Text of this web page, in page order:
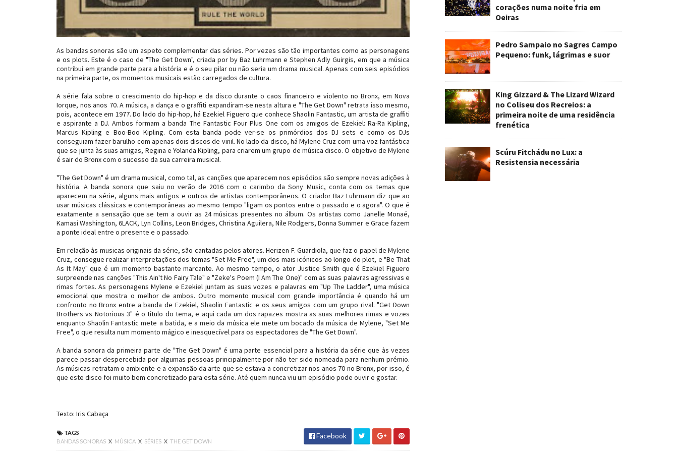
As bandas sonoras são um aspeto complementar das séries. Por vezes são tão importantes como as personagens
e os plots. Este é o caso de "The Get Down", criada por by Baz Luhrmann e Stephen Adly Guirgis, em que a música
contribui em grande parte para a história e é o seu pilar ou não seria um drama musical. Apenas com seis episódios
na primeira parte, os momentos musicais estão carregados de cultura.
A série fala sobre o crescimento do hip-hop e da disco durante o caos financeiro e violento no Bronx, em Nova
Iorque, nos anos 70. A música, a dança e o graffiti expandiram-se nesta altura e "The Get Down" retrata isso mesmo,
pois, acontece em 1977. Do lado do hip-hop, há Ezekiel Figuero que conhece Shaolin Fantastic, um artista de graffiti
e aspirante a DJ. Ambos formam a banda The Fantastic Four Plus One com os amigos de Ezekiel: Ra-Ra Kipling,
Marcus Kipling e Boo-Boo Kipling. Com esta banda pode ver-se os primórdios dos DJ sets e como os DJs
conseguiam fazer barulho com apenas dois discos de vinil. No lado da disco, há Mylene Cruz com uma voz fantástica
que se junta às suas amigas, Regina e Yolanda Kipling, para criarem um grupo de música disco. O objetivo de Mylene
é sair do Bronx com o sucesso da sua carreira musical.
"The Get Down" é um drama musical, como tal, as canções que aparecem nos episódios são sempre novas adições à
história. A banda sonora que saiu no verão de 2016 com o carimbo da Sony Music, conta com os temas que
aparecem na série, alguns mais antigos e outros de artistas contemporâneos. O criador Baz Luhrmann diz que ao
usar músicas clássicas e contemporâneas ao mesmo tempo "ligam os pontos entre o passado e o agora". O que é
exatamente a sensação que se tem a ouvir as 24 músicas presentes no álbum. Os artistas como Janelle Monaé,
Kamasi Washington, 6LACK, Lyn Collins, Leon Bridges, Christina Aguilera, Nile Rodgers, Donna Summer e Grace fazem
a ponte ideal entre o presente e o passado.
Em relação às musicas originais da série, são cantadas pelos atores.Herizen F. Guardiola, que faz o papel de Mylene
Cruz, consegue realizar interpretações dos temas "Set Me Free", um dos mais icónicos ao longo do plot, e "Be That
As It May" que é um momento bastante marcante. Ao mesmo tempo, o ator Justice Smith que é Ezekiel Figuero
surpreende nas canções "This Ain't No Fairy Tale" e "Zeke's Poem (I Am The One)" com as suas palavras agressivas e
rimas fortes. As personagens Mylene e Ezekiel juntam as suas vozes e palavras em "Up The Ladder", uma música
emocional que mostra o melhor de ambos. Outro momento musical com grande importância é quando há um
confronto no Bronx entre a banda de Ezekiel, Shaolin Fantastic e os seus amigos com um grupo rival. "Get Down
Brothers vs Notorious 3" é o título do tema, e aqui cada um dos rapazes mostra as suas melhores rimas e vozes
enquantoShaolin Fantasticmete a batida, e a meio da música ele mete um bocado da música de Mylene, "Set Me
Free", o que resulta num momento mágico e inesquecível para os espectadores de "The Get Down".
A banda sonora da primeira parte de "The Get Down" é uma parte essencial para a história da série que às vezes
parece passar despercebida por algumas pessoas principalmente por não ter sido nomeada para nenhum prémio.
As músicas retratam o ambiente e a expansão da arte que se estava a concretizar nos anos 70 no Bronx, por isso, é
que este disco foi muito bem concretizado para esta série. Até quem nunca viu um episódio pode ouvir e gostar.
Texto: Iris Cabaça
TAGS
BANDAS SONORAS X MÚSICA X SÉRIES X THE GET DOWN
Facebook
corações numa noite fria em
Oeiras
Pedro Sampaio no Sagres Campo
Pequeno: funk, lágrimas e suor
King Gizzard & The Lizard Wizard
no Coliseu dos Recreios: a
primeira noite de uma residência
frenética
Scúru Fitchádu no Lux: a
Resistensia necessária